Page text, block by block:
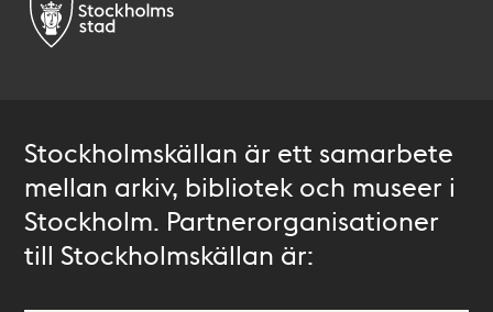
Stockholmskällan är ett samarbete
mellan arkiv, bibliotek och museer i
Stockholm. Partnerorganisationer
till Stockholmskällan är: